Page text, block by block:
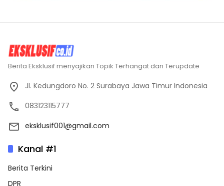
Berita Eksklusif menyajikan Topik Terhangat dan Terupdate
Jl. Kedungdoro No. 2 Surabaya Jawa Timur Indonesia
083123115777
eksklusif001@gmail.com
Kanal #1
Berita Terkini
DPR